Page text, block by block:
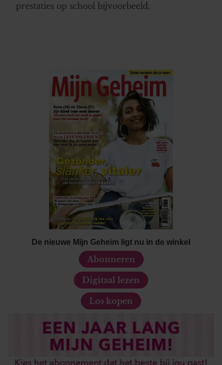
prestaties op school bijvoorbeeld.
De nieuwe Mijn Geheim ligt nu in de winkel
Abonneren
Digitaal lezen
Los kopen